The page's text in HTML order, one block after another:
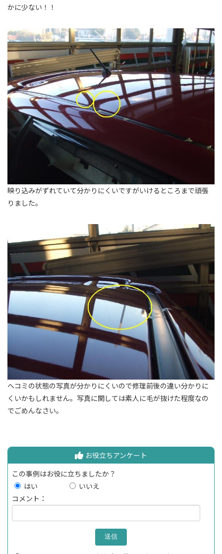
かに少ない！！
映り込みがずれていて分かりにくいですがいけるところまで頑張
りました。
ヘコミの状態の写真が分かりにくいので修理前後の違い分かりに
くいかもしれません。写真に関しては素人に毛が抜けた程度なの
でごめんなさい。
お役立ちアンケート
この事例はお役に立ちましたか？
はい
いいえ
コメント：